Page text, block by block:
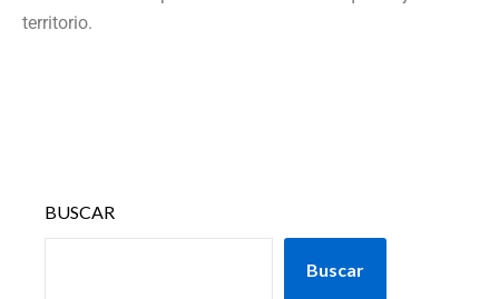
territorio.
BUSCAR
Buscar